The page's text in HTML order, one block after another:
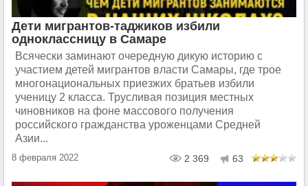
Дети мигрантов-таджиков избили
одноклассницу в Самаре
Всячески заминают очередную дикую историю с
участием детей мигрантов власти Самары, где трое
многонациональных приезжих братьев избили
ученицу 2 класса. Трусливая позиция местных
чиновников на фоне массового получения
российского гражданства уроженцами Средней
Азии...
8 февраля 2022 2 369 63